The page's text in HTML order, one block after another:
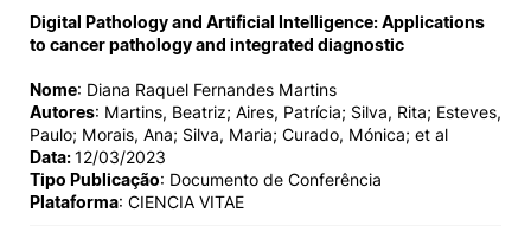
Digital Pathology and Artificial Intelligence: Applications
to cancer pathology and integrated diagnostic
Nome: Diana Raquel Fernandes Martins
Autores: Martins, Beatriz; Aires, Patrícia; Silva, Rita; Esteves,
Paulo; Morais, Ana; Silva, Maria; Curado, Mónica; et al
Data:12/03/2023
Tipo Publicação: Documento de Conferência
Plataforma: CIENCIA VITAE